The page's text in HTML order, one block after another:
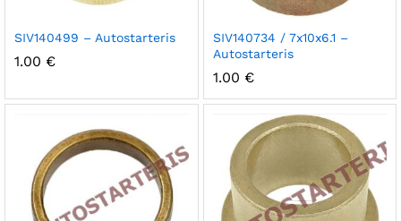
SIV140499 – Autostarteris
1.00 €
SIV140734 / 7x10x6.1 –
Autostarteris
1.00 €